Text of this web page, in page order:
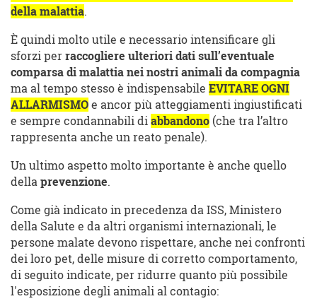
della malattia.
È quindi molto utile e necessario intensificare gli
sforzi per raccogliere ulteriori dati sull’eventuale
comparsa di malattia nei nostri animali da compagnia
ma al tempo stesso è indispensabile EVITARE OGNI
ALLARMISMO e ancor più atteggiamenti ingiustificati
e sempre condannabili di abbandono (che tra l’altro
rappresenta anche un reato penale).
Un ultimo aspetto molto importante è anche quello
della prevenzione.
Come già indicato in precedenza da ISS, Ministero
della Salute e da altri organismi internazionali, le
persone malate devono rispettare, anche nei confronti
dei loro pet, delle misure di corretto comportamento,
di seguito indicate, per ridurre quanto più possibile
l'esposizione degli animali al contagio: